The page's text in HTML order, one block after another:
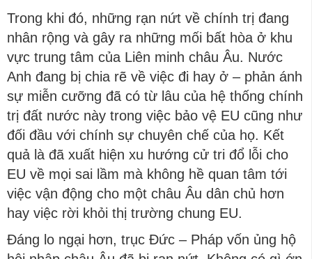
Trong khi đó, những rạn nứt về chính trị đang
nhân rộng và gây ra những mối bất hòa ở khu
vực trung tâm của Liên minh châu Âu. Nước
Anh đang bị chia rẽ về việc đi hay ở – phản ánh
sự miễn cưỡng đã có từ lâu của hệ thống chính
trị đất nước này trong việc bảo vệ EU cũng như
đối đầu với chính sự chuyên chế của họ. Kết
quả là đã xuất hiện xu hướng cử tri đổ lỗi cho
EU về mọi sai lầm mà không hề quan tâm tới
việc vận động cho một châu Âu dân chủ hơn
hay việc rời khỏi thị trường chung EU.
Đáng lo ngại hơn, trục Đức – Pháp vốn ủng hộ